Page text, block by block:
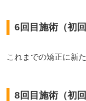
6回目施術（初
これまでの矯正に新
8回目施術（初